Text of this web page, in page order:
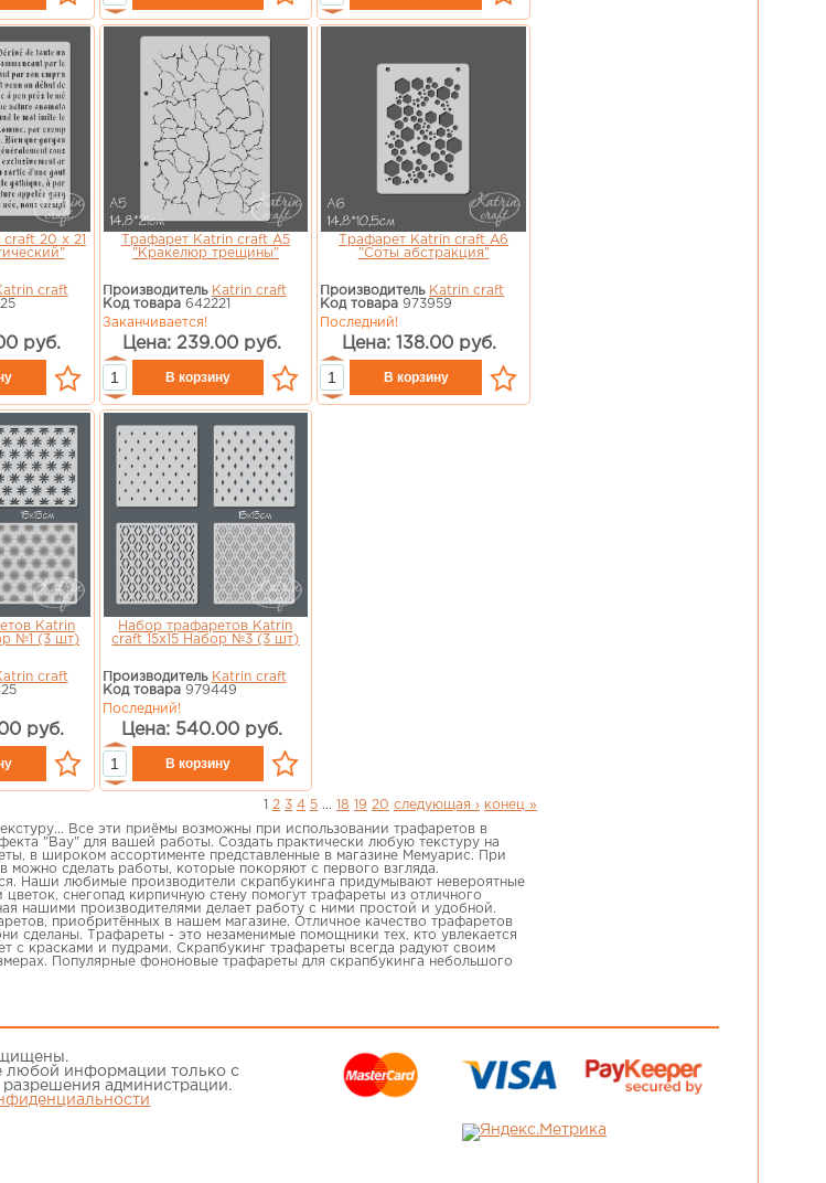
20 х 21
craft
руб.
Трафарет Katrin craft А5
"Кракелюр трещины"
Производитель Katrin craft
Код товара642221
Заканчивается!
Цена: 239.00 руб.
Трафарет Katrin craft А6
"Соты абстракция"
Производитель Katrin craft
Код товара 973959
Последний!
Цена: 138.00 руб.
Katrin
№1 (3 шт)
craft
руб.
Набор трафаретов Katrin
craft 15х15 Набор №3 (3 шт)
Производитель Katrin craft
Код товара979449
Последний!
Цена: 540.00 руб.
1 2 3 4 5 ... 18 19 20 следующая › конец »
Все эти приёмы возможны при использовании трафаретов в
"Вау" для вашей работы. Создать практически любую текстуру на
в широком ассортименте представленные в магазине Мемуарис. При
можно сделать работы, которые покоряют с первого взгляда.
Наши любимые производители скрапбукинга придумывают невероятные
снегопад кирпичную стену помогут трафареты из отличного
нашими производителями делает работу с ними простой и удобной.
приобритённых в нашем магазине. Отличное качество трафаретов
сделаны. Трафареты - это незаменимые помощники тех, кто увлекается
с красками и пудрами. Скрапбукинг трафареты всегда радуют своим
Популярные фононовые трафареты для скрапбукинга небольшого
любой информации только с
разрешения администрации.